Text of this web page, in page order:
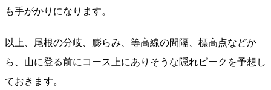
も手がかりになります。
以上、尾根の分岐、膨らみ、等高線の間隔、標高点などか
ら、山に登る前にコース上にありそうな隠れピークを予想し
ておきます。